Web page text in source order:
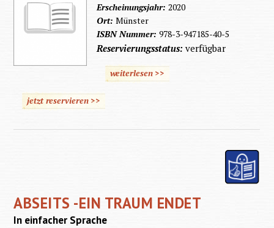
Erscheinungsjahr: 2020
Ort: Münster
ISBN Nummer: 978-3-947185-40-5
Reservierungsstatus: verfügbar
weiterlesen >>
jetzt reservieren >>
ABSEITS -EIN TRAUM ENDET
In einfacher Sprache